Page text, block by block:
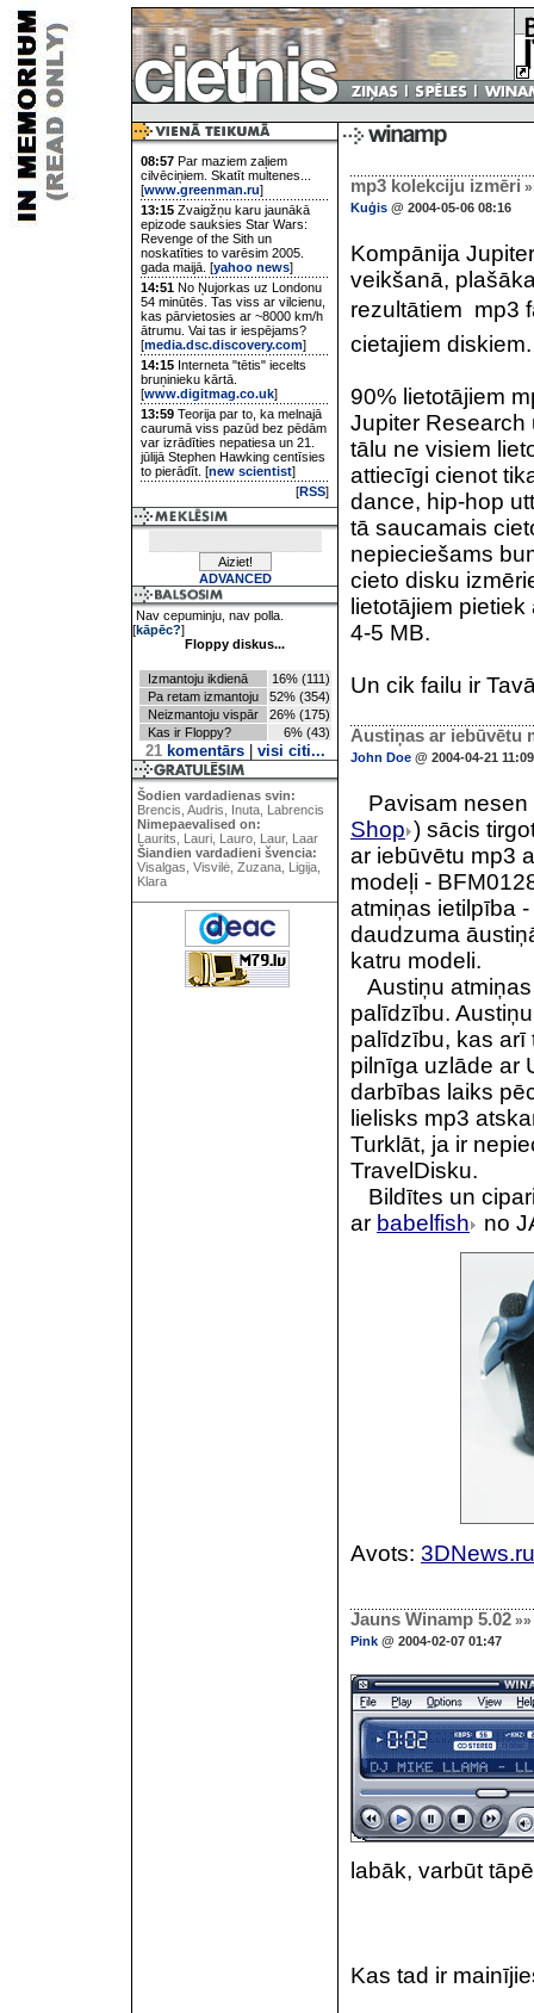
08:57 Par maziem zaļiem
cilvēciņiem. Skatīt multenes...
[www.greenman.ru]
13:15 Zvaigžņu karu jaunākā
epizode sauksies Star Wars:
Revenge of the Sith un
noskatīties to varēsim 2005.
gada maijā. [yahoo news]
14:51 No Ņujorkas uz Londonu
54 minūtēs. Tas viss ar vilcienu,
kas pārvietosies ar ~8000 km/h
ātrumu. Vai tas ir iespējams?
[media.dsc.discovery.com]
14:15 Interneta "tētis" iecelts
bruņinieku kārtā.
[www.digitmag.co.uk]
13:59 Teorija par to, ka melnajā
caurumā viss pazūd bez pēdām
var izrādīties nepatiesa un 21.
jūlijā Stephen Hawking centīsies
to pierādīt. [new scientist]
[RSS]
ADVANCED
Nav cepuminju, nav polla.
[kāpēc?]
Floppy diskus...
Izmantoju ikdienā
16% (111)
Pa retam izmantoju
52% (354)
Neizmantoju vispār
26% (175)
Kas ir Floppy?
6% (43)
21komentārs| visi citi...
Šodien vardadienas svin:
Brencis, Audris, Inuta, Labrencis
Nimepaevalised on:
Laurits, Lauri, Lauro, Laur, Laar
Šiandien vardadieni švencia:
Visalgas, Visvilė, Zuzana, Ligija,
Klara
mp3 kolekciju izmēri
Kuģis @ 2004-05-06 08:16
Kompānija
veikšanā,
rezultātiem 
cietajiem
90% lietotājiem
Jupiter Research
tālu ne visiem
attiecīgi cienot
dance, hip-hop
tā saucamais
nepieciešams
cieto disku
lietotājiem
4-5 MB.
Un cik failu ir
Austiņas ar iebūvētu
John Doe @ 2004-04-21 11:09
Pavisam nesen
Shop ) sācis
ar iebūvētu mp3
modeļi -
atmiņas ietilpība
daudzuma
katru modeli.
Austiņu
palīdzību.
palīdzību, kas arī
pilnīga uzlāde ar
darbības laiks
lielisks mp3
Turklāt, ja ir
TravelDisku.
Bildītes un
ar babelfish no
Avots: 3DNews.ru
Jauns Winamp 5.02 »»
Pink @ 2004-02-07 01:47
labāk, varbūt
Kas tad ir